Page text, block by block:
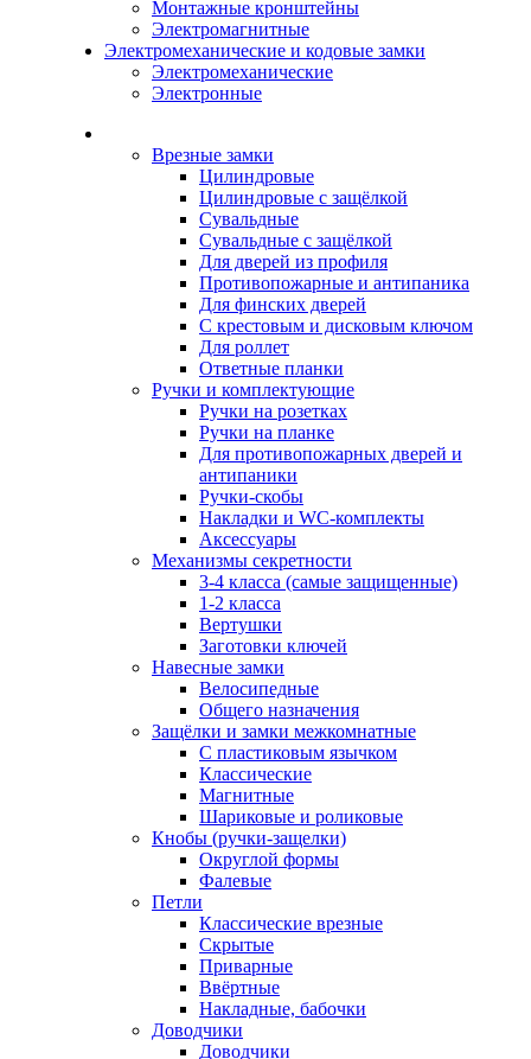
Монтажные кронштейны
Электромагнитные
Электромеханические и кодовые замки
Электромеханические
Электронные
Врезные замки
Цилиндровые
Цилиндровые с защёлкой
Сувальдные
Сувальдные с защёлкой
Для дверей из профиля
Противопожарные и антипаника
Для финских дверей
С крестовым и дисковым ключом
Для роллет
Ответные планки
Ручки и комплектующие
Ручки на розетках
Ручки на планке
Для противопожарных дверей и
антипаники
Ручки-скобы
Накладки и WC-комплекты
Аксессуары
Механизмы секретности
3-4 класса (самые защищенные)
1-2 класса
Вертушки
Заготовки ключей
Навесные замки
Велосипедные
Общего назначения
Защёлки и замки межкомнатные
С пластиковым язычком
Классические
Магнитные
Шариковые и роликовые
Кнобы (ручки-защелки)
Округлой формы
Фалевые
Петли
Классические врезные
Скрытые
Приварные
Ввёртные
Накладные, бабочки
Доводчики
Доводчики